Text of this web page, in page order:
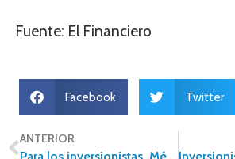
Fuente: El Financiero
Facebook Twitter
ANTERIOR